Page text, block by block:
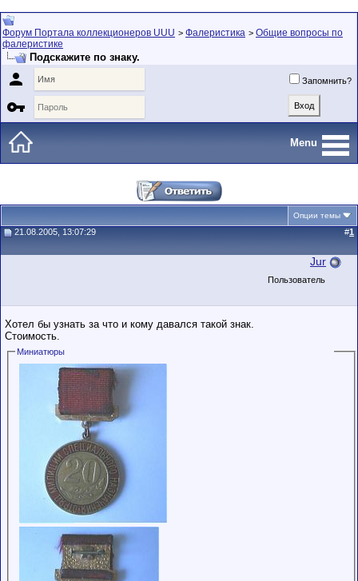
Форум Портала коллекционеров UUU > Фалеристика > Общие вопросы по
фалеристике
Подскажите по знаку.
 Запомнить?

Menu
Опции темы
21.08.2005, 13:07:29 #1
Jur
Пользователь
Хотел бы узнать за что и кому давался такой знак.
Стоимость.
Миниатюры